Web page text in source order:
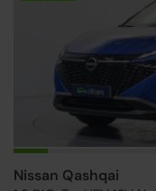
Nissan Qashqai